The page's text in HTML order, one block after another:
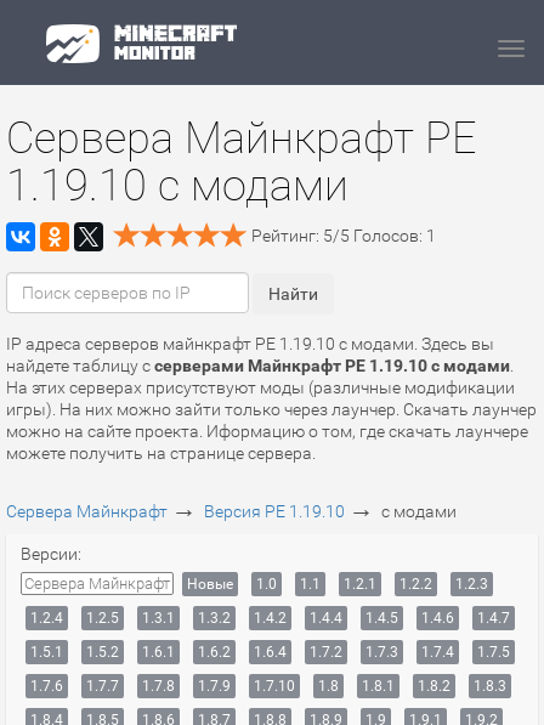
Сервера Майнкрафт PE
1.19.10 с модами
Рейтинг: 5/5 Голосов: 1
IP адреса серверов майнкрафт PE 1.19.10 с модами. Здесь вы
найдете таблицу ссерверами Майнкрафт PE 1.19.10 с модами
На этих серверах присутствуют моды (различные модификации
игры). На них можно зайти только через лаунчер. Скачать лаунчер
можно на сайте проекта. Иформацию о том, где скачать лаунчере
можете получить на странице сервера.
Сервера Майнкрафт → Версия PE 1.19.10 → с модами
Версии:
Сервера Майнкрафт Новые 1.0 1.1 1.2.1 1.2.2
1.2.3
1.2.4
1.2.5 1.3.1 1.3.2 1.4.2 1.4.4 1.4.5 1.4.6
1.4.7
1.5.1
1.5.2 1.6.1 1.6.2 1.6.4 1.7.2 1.7.3 1.7.4
1.7.5
1.7.6
1.7.7 1.7.8 1.7.9 1.7.10 1.8 1.8.1 1.8.2
1.8.3
1.8.4
1.8.5 1.8.6 1.8.7 1.8.8 1.8.9 1.9 1.9.1
1.9.2